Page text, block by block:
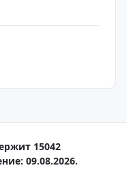
15042
09.08.2026.